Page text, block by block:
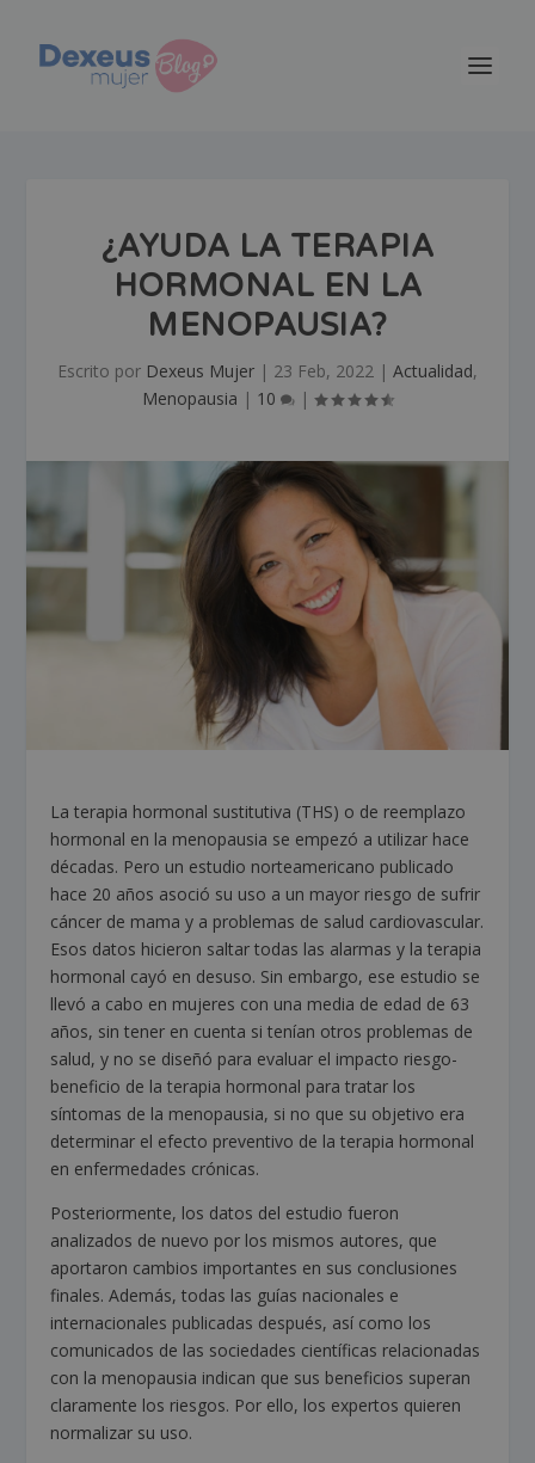
¿AYUDA LA TERAPIA
HORMONAL EN LA
MENOPAUSIA?
Escrito por Dexeus Mujer | 23 Feb, 2022 | Actualidad,
Menopausia | 10 |
La terapia hormonal sustitutiva (THS) o de reemplazo
hormonal en la menopausia se empezó a utilizar hace
décadas. Pero un estudio norteamericano publicado
hace 20 años asoció su uso a un mayor riesgo de sufrir
cáncer de mama y a problemas de salud cardiovascular.
Esos datos hicieron saltar todas las alarmas y la terapia
hormonal cayó en desuso. Sin embargo, ese estudio se
llevó a cabo en mujeres con una media de edad de 63
años, sin tener en cuenta si tenían otros problemas de
salud, y no se diseñó para evaluar el impacto riesgo-
beneficio de la terapia hormonal para tratar los
síntomas de la menopausia, si no que su objetivo era
determinar el efecto preventivo de la terapia hormonal
en enfermedades crónicas.
Posteriormente, los datos del estudio fueron
analizados de nuevo por los mismos autores, que
aportaron cambios importantes en sus conclusiones
finales. Además, todas las guías nacionales e
internacionales publicadas después, así como los
comunicados de las sociedades científicas relacionadas
con la menopausia indican que sus beneficios superan
claramente los riesgos. Por ello, los expertos quieren
normalizar su uso.